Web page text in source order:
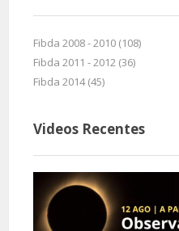
Fibda 2008 - 2010 (108)
Fibda 2011 - 2012 (36)
Fibda 2014 (45)
Videos Recentes